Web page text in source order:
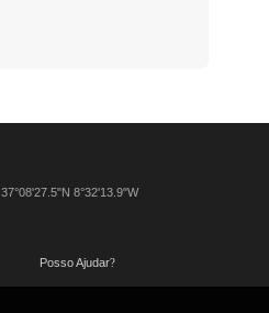
37°08'27.5"N 8°32'13.9"W
Posso Ajudar?